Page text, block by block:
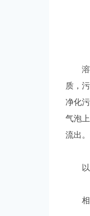
溶气
质，
净化
气泡
流出
以上
相